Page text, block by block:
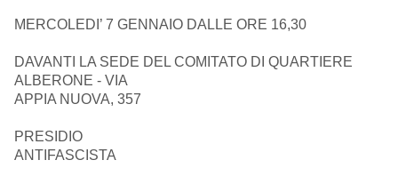
MERCOLEDI’ 7 GENNAIO DALLE ORE 16,30
DAVANTI LA SEDE DEL COMITATO DI QUARTIERE
ALBERONE - VIA
APPIA NUOVA, 357
PRESIDIO
ANTIFASCISTA